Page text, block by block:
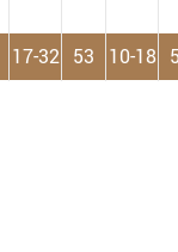
17-32 53 10-18